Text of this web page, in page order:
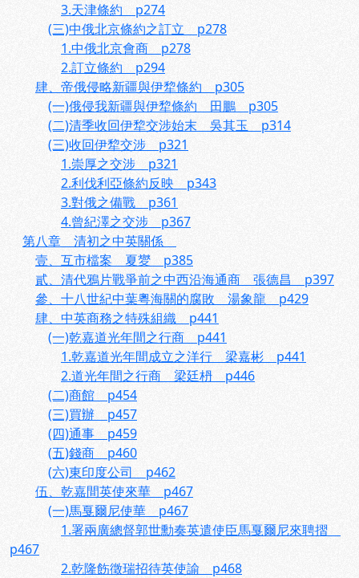
3.天津條約 p274
(三)中俄北京條約之訂立 p278
1.中俄北京會商 p278
2.訂立條約 p294
肆、帝俄侵略新疆與伊犂條約 p305
(一)俄侵我新疆與伊犂條約 田鵬 p305
(二)清季收回伊犂交涉始末 吳其玉 p314
(三)收回伊犂交涉 p321
1.崇厚之交涉 p321
2.利伐利亞條約反映 p343
3.對俄之備戰 p361
4.曾紀澤之交涉 p367
第八章 清初之中英關係
壹、互市檔案 夏夑 p385
貳、清代鴉片戰爭前之中西沿海通商 張德昌 p397
參、十八世紀中葉粵海關的腐敗 湯象龍 p429
肆、中英商務之特殊組織 p441
(一)乾嘉道光年間之行商 p441
1.乾嘉道光年間成立之洋行 梁嘉彬 p441
2.道光年間之行商 梁廷枬 p446
(二)商館 p454
(三)買辦 p457
(四)通事 p459
(五)錢商 p460
(六)東印度公司 p462
伍、乾嘉間英使來華 p467
(一)馬戛爾尼使華 p467
1.署兩廣總督郭世勳奏英遣使臣馬戛爾尼來聘摺
p467
2.乾隆飭徵瑞招待英使諭 p468